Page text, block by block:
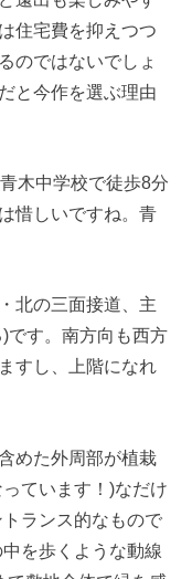
住宅費を抑えつつ
のではないでしょ
と今作を選ぶ理由
木中学校で徒歩8分
惜しいですね。青
北の三面接道、主
です。南方向も西方
すし、上階になれ
めた外周部が植栽
ています！)なだけ
ランス的なもので
を歩くような動線